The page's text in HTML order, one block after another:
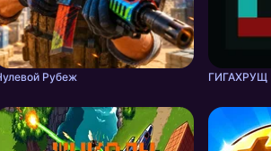
Рубеж ГИГАХРУЩ